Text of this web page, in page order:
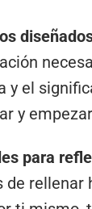
y el
y
para
de rellenar